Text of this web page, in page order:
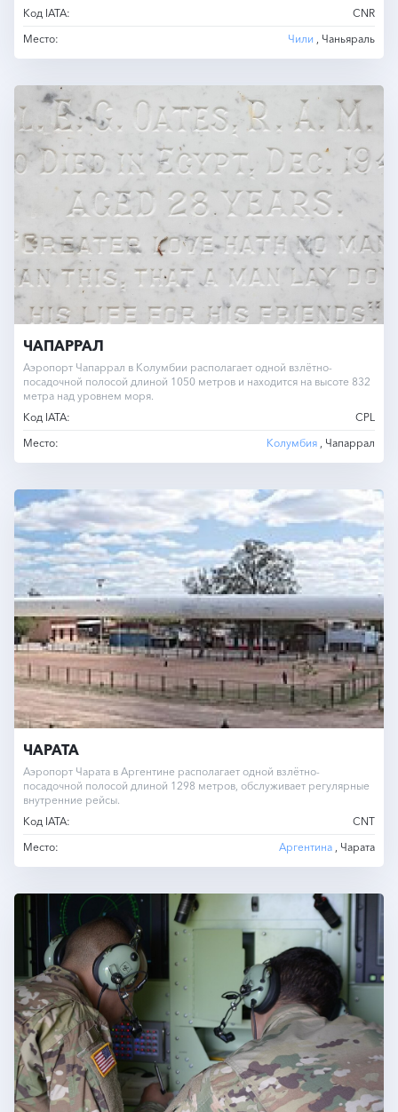
Код IATA:
CNR
Место:
Чили , Чаньяраль
ЧАПАРРАЛ
Аэропорт Чапаррал в Колумбии располагает одной взлётно-
посадочной полосой длиной 1050 метров и находится на высоте 832
метра над уровнем моря.
Код IATA:
CPL
Место:
Колумбия , Чапаррал
ЧАРАТА
Аэропорт Чарата в Аргентине располагает одной взлётно-
посадочной полосой длиной 1298 метров, обслуживает регулярные
внутренние рейсы.
Код IATA:
CNT
Место:
Аргентина , Чарата